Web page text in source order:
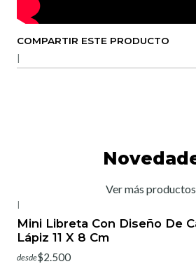
COMPARTIR ESTE PRODUCTO
Ver más productos
-20%OFF
|
Mini Libreta Con Diseño De
Lápiz 11 X 8 Cm
desde$2.500